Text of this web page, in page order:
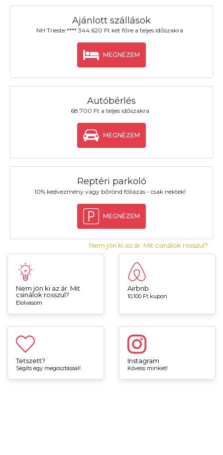
Ajánlott szállások
NH Trieste **** 344.620 Ft két főre a teljes időszakra
MEGNÉZEM
Autóbérlés
68.700 Ft a teljes időszakra
MEGNÉZEM
Reptéri parkoló
10% kedvezmény vagy bőrönd fóliázás - csak nektek!
MEGNÉZEM
Nem jön ki az ár. Mit csinálok rosszul?
Nem jön ki az ár. Mit
csinálok rosszul?
Elolvasom
Airbnb
10.100 Ft kupon
Tetszett?
Segíts egy megosztással!
Instagram
Kövess minket!